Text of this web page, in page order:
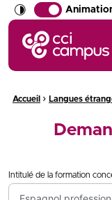
CCI Campus La
Fil d'Ariane :
Accueil › Langues
Intitulé de la formation